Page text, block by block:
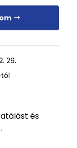
29.
és